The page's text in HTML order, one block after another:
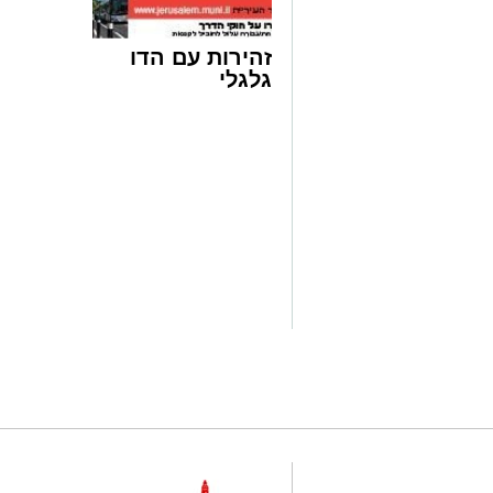
בשנים האחרונות גדל מספר המשתתפים
זהירות עם הדו
גלגלי